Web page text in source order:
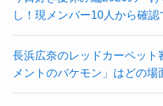
し！現メンバー10人から確認
長浜広奈のレッドカーペット
メントのバケモン」はどの場